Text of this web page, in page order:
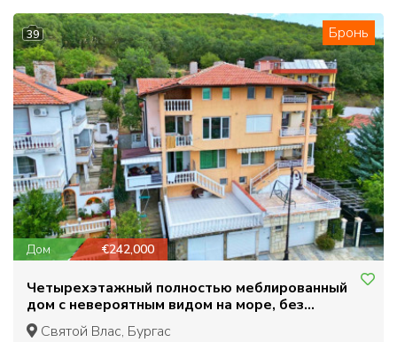
39 Бронь
Дом €242,000
Четырехэтажный полностью меблированный
дом с невероятным видом на море, без
поддержка.
Святой Влас, Бургас